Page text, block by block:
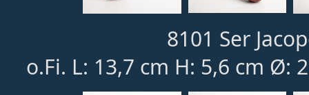
8101 Ser
o.Fi. L: 13,7 cm H: 5,6 cm Ø: